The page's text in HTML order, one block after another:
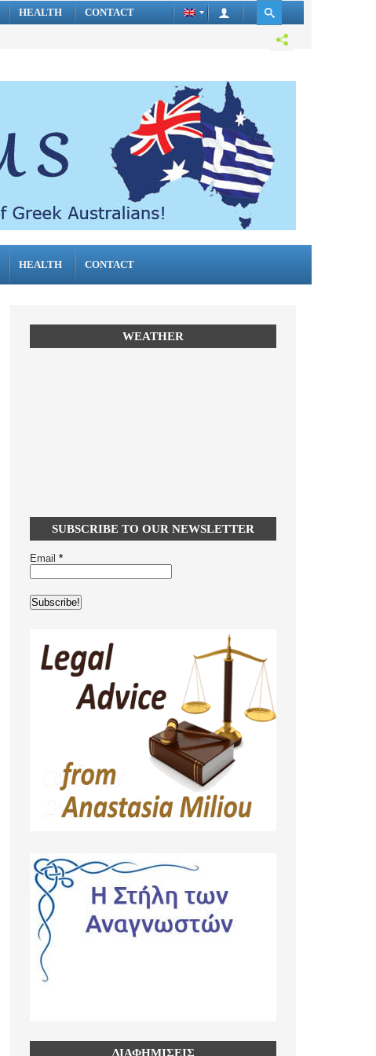
HEALTH CONTACT
HEALTH CONTACT
WEATHER
SUBSCRIBE TO OUR NEWSLETTER
Email *
ΔΙΑΦΗΜΙΣΕΙΣ